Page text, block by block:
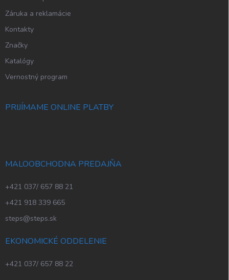
Záruka a reklamácie
Kontakty
Značky
Katalógy
Vernostný program
PRIJÍMAME ONLINE PLATBY
MALOOBCHODNA PREDAJŇA
+421 037/ 657 88 21
+421 918 339 665
steps@steps.sk
EKONOMICKÉ ODDELENIE
+421 037/ 657 88 22